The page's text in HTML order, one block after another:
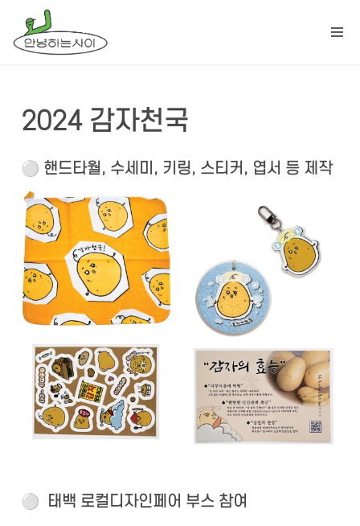
2024 감자천국
⚪️ 핸드타월, 수세미, 키링, 스티커, 엽서 등 제작
⚪️
  태백 로컬디자인페어 부스 참여